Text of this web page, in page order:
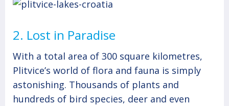
2. Lost in Paradise
With a total area of 300 square kilometres,
Plitvice’s world of flora and fauna is simply
astonishing. Thousands of plants and
hundreds of bird species, deer and even